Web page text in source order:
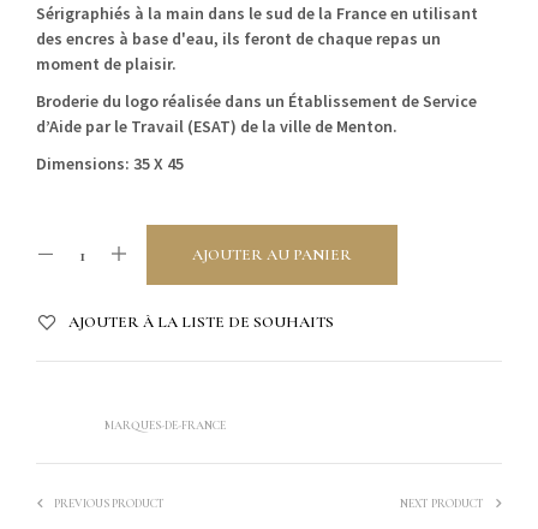
Sérigraphiés à la main dans le sud de la France en utilisant
des encres à base d'eau, ils feront de chaque repas un
moment de plaisir.
Broderie du logo réalisée dans un Établissement de Service
d’Aide par le Travail (ESAT) de la ville de Menton.
Dimensions: 35 X 45
AJOUTER AU PANIER
AJOUTER À LA LISTE DE SOUHAITS
MARQUES-DE-FRANCE
PREVIOUS PRODUCT NEXT PRODUCT